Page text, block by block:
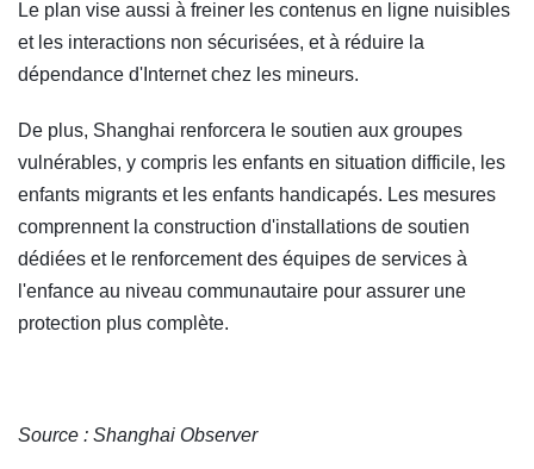
Le plan vise aussi à freiner les contenus en ligne nuisibles
et les interactions non sécurisées, et à réduire la
dépendance d'Internet chez les mineurs.
De plus, Shanghai renforcera le soutien aux groupes
vulnérables, y compris les enfants en situation difficile, les
enfants migrants et les enfants handicapés. Les mesures
comprennent la construction d'installations de soutien
dédiées et le renforcement des équipes de services à
l'enfance au niveau communautaire pour assurer une
protection plus complète.
Source : Shanghai Observer